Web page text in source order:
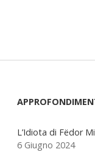
L’Idiota di Fëdor
6 Giugno 2024